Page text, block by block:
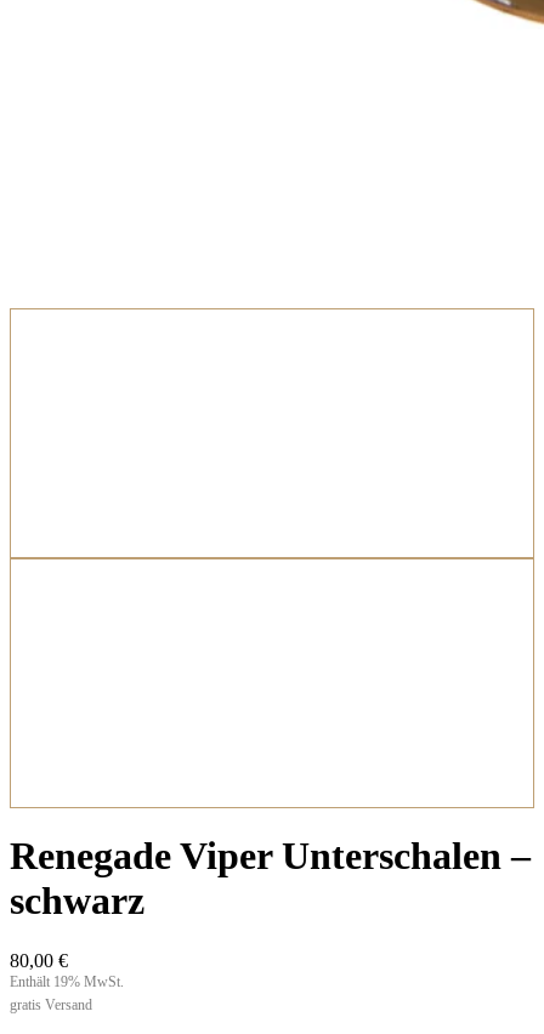
Renegade Viper Unterschalen –
schwarz
80,00 €
Enthält 19% MwSt.
gratis Versand